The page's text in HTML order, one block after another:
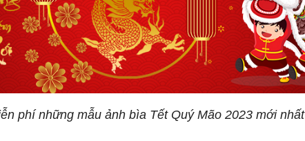
phí những mẫu ảnh bìa Tết Quý Mão 2023 mới nhất